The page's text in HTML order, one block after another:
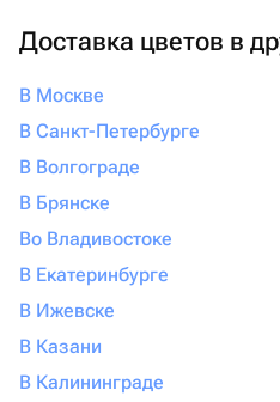
Доставка цветов в
В Москве
В Санкт-Петербурге
В Волгограде
В Брянске
Во Владивостоке
В Екатеринбурге
В Ижевске
В Казани
В Калининграде